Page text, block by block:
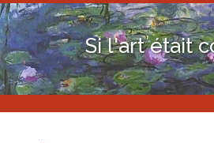
Si l'art était